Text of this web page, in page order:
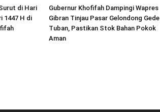
di Hari
1447 H di
Gubernur Khofifah Dampingi Wapres
Gibran Tinjau Pasar Gelondong Gede
Tuban, Pastikan Stok Bahan Pokok
Aman